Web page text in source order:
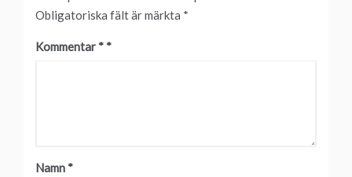
Obligatoriska fält är märkta *
Kommentar *
Namn *